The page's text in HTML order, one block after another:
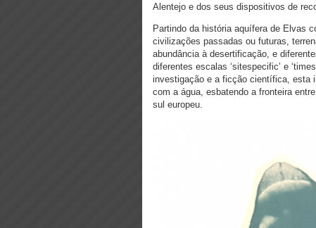
Alentejo e dos seus dispositivos de
Partindo da história aquífera de Elvas
civilizações passadas ou futuras,
abundância à desertificação, e
diferentes escalas ‘sitespecific’ e
investigação e a ficção científica, esta
com a água, esbatendo a fronteira
sul europeu.